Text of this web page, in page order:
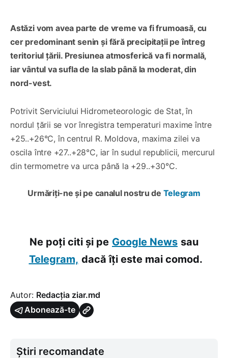
Astăzi vom avea parte de vreme va fi frumoasă, cu
cer predominant senin și fără precipitații pe întreg
teritoriul țării. Presiunea atmosferică va fi normală,
iar vântul va sufla de la slab până la moderat, din
nord-vest.
Potrivit Serviciului Hidrometeorologic de Stat, în
nordul țării se vor înregistra temperaturi maxime între
+25..+26°C, în centrul R. Moldova, maxima zilei va
oscila între +27..+28°C, iar în sudul republicii, mercurul
din termometre va urca până la +29..+30°C.
Urmăriți-ne și pe canalul nostru de Telegram
Ne poți citi și pe Google News sau
Telegram, dacă îți este mai comod.
Autor: Redacția ziar.md
Abonează-te
Știri recomandate